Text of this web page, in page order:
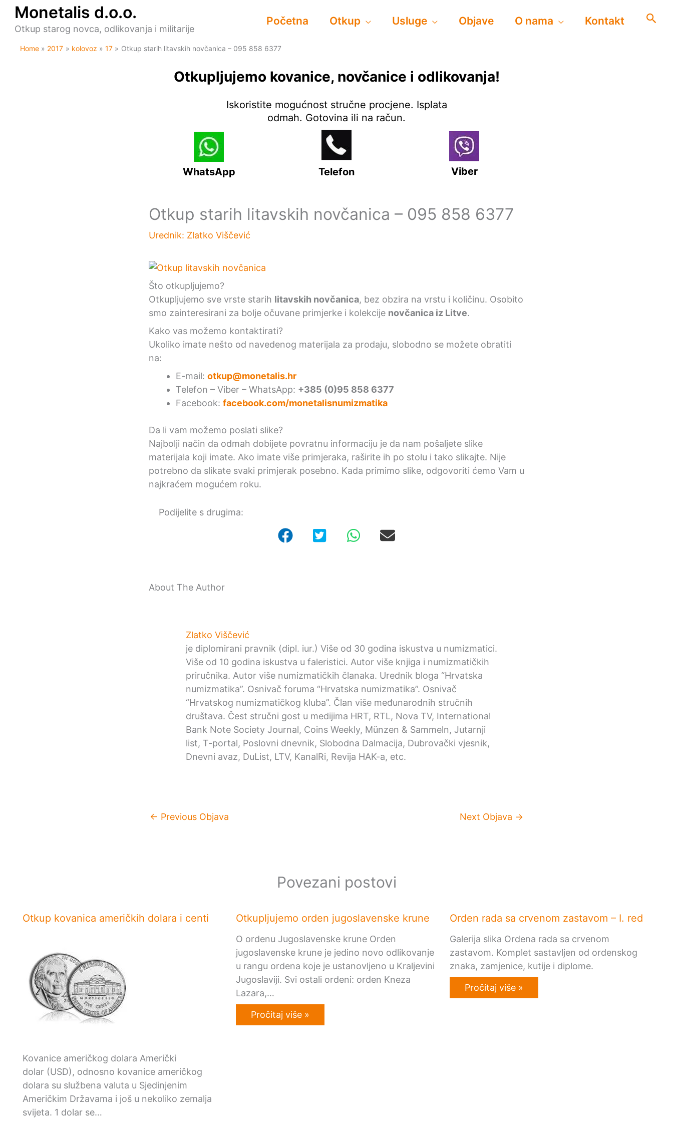
content
Monetalis d.o.o.
Otkup starog novca, odlikovanja i militarije
Početna Otkup Usluge Objave O nama Kontakt
Home 2017 kolovoz 17 Otkup starih litavskih novčanica – 095 858 6377
Otkupljujemo kovanice, novčanice i odlikovanja!
Iskoristite mogućnost stručne procjene. Isplata
odmah. Gotovina ili na račun.
WhatsApp Viber
Telefon
Otkup starih litavskih novčanica – 095 858 6377
Urednik: Zlatko Viščević
Što otkupljujemo?
Otkupljujemo sve vrste starih litavskih novčanica, bez obzira na vrstu i količinu. Osobito
smo zainteresirani za bolje očuvane primjerke i kolekcije novčanica iz Litve.
Kako vas možemo kontaktirati?
Ukoliko imate nešto od navedenog materijala za prodaju, slobodno se možete obratiti
na:
E-mail: otkup@monetalis.hr
Telefon – Viber – WhatsApp: +385 (0)95 858 6377
Facebook: facebook.com/monetalisnumizmatika
Da li vam možemo poslati slike?
Najbolji način da odmah dobijete povratnu informaciju je da nam pošaljete slike
materijala koji imate. Ako imate više primjeraka, raširite ih po stolu i tako slikajte. Nije
potrebno da slikate svaki primjerak posebno. Kada primimo slike, odgovoriti ćemo Vam u
najkraćem mogućem roku.
Podijelite s drugima:
About The Author
Zlatko Viščević
je diplomirani pravnik (dipl. iur.) Više od 30 godina iskustva u numizmatici.
Više od 10 godina iskustva u faleristici. Autor više knjiga i numizmatičkih
priručnika. Autor više numizmatičkih članaka. Urednik bloga “Hrvatska
numizmatika”. Osnivač foruma “Hrvatska numizmatika”. Osnivač
“Hrvatskog numizmatičkog kluba”. Član više međunarodnih stručnih
društava. Čest stručni gost u medijima HRT, RTL, Nova TV, International
Bank Note Society Journal, Coins Weekly, Münzen & Sammeln, Jutarnji
list, T-portal, Poslovni dnevnik, Slobodna Dalmacija, Dubrovački vjesnik,
Dnevni avaz, DuList, LTV, KanalRi, Revija HAK-a, etc.
← Previous Objava Next Objava →
Povezani postovi
Otkup kovanica američkih dolara i centi
Kovanice američkog dolara Američki
dolar (USD), odnosno kovanice američkog
dolara su službena valuta u Sjedinjenim
Američkim Državama i još u nekoliko zemalja
svijeta. 1 dolar se…
Otkupljujemo orden jugoslavenske krune
O ordenu Jugoslavenske krune Orden
jugoslavenske krune je jedino novo odlikovanje
u rangu ordena koje je ustanovljeno u Kraljevini
Jugoslaviji. Svi ostali ordeni: orden Kneza
Lazara,…
Pročitaj više »
Orden rada sa crvenom zastavom – I. red
Galerija slika Ordena rada sa crvenom
zastavom. Komplet sastavljen od ordenskog
znaka, zamjenice, kutije i diplome.
Pročitaj više »